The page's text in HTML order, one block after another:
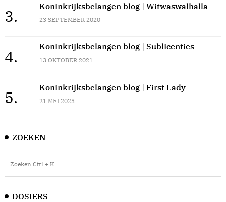
3.
Koninkrijksbelangen blog | Witwaswalhalla
23 SEPTEMBER 2020
4.
Koninkrijksbelangen blog | Sublicenties
13 OKTOBER 2021
5.
Koninkrijksbelangen blog | First Lady
21 MEI 2023
ZOEKEN
DOSIERS